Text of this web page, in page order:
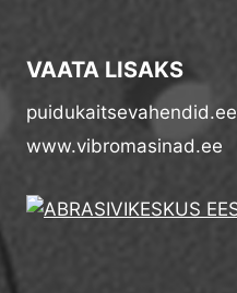
VAATA LISAKS
puidukaitsevahendid.ee
www.vibromasinad.ee